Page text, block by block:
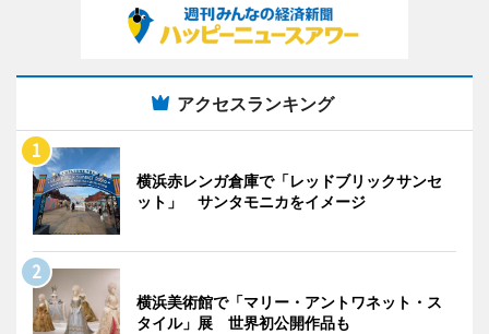
アクセスランキング
横浜赤レンガ倉庫で「レッドブリックサンセ
ット」 サンタモニカをイメージ
横浜美術館で「マリー・アントワネット・ス
タイル」展 世界初公開作品も